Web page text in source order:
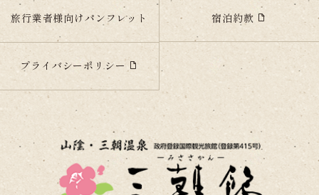
旅行業者様向けパンフレット 宿泊約款
プライバシーポリシー